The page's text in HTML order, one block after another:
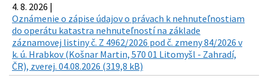
4. 8. 2026 |
Oznámenie o zápise údajov o právach k nehnuteľnostiam
do operátu katastra nehnuteľností na základe
záznamovej listiny č. Z 4962/2026 pod č. zmeny 84/2026 v
k. ú. Hrabkov (Košnar Martin, 570 01 Litomyšl - Zahradí,
ČR), zverej. 04.08.2026 (319,8 kB)